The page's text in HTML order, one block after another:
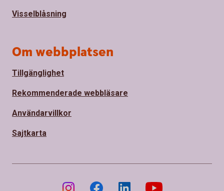
Visselblåsning
Om webbplatsen
Tillgänglighet
Rekommenderade webbläsare
Användarvillkor
Sajtkarta